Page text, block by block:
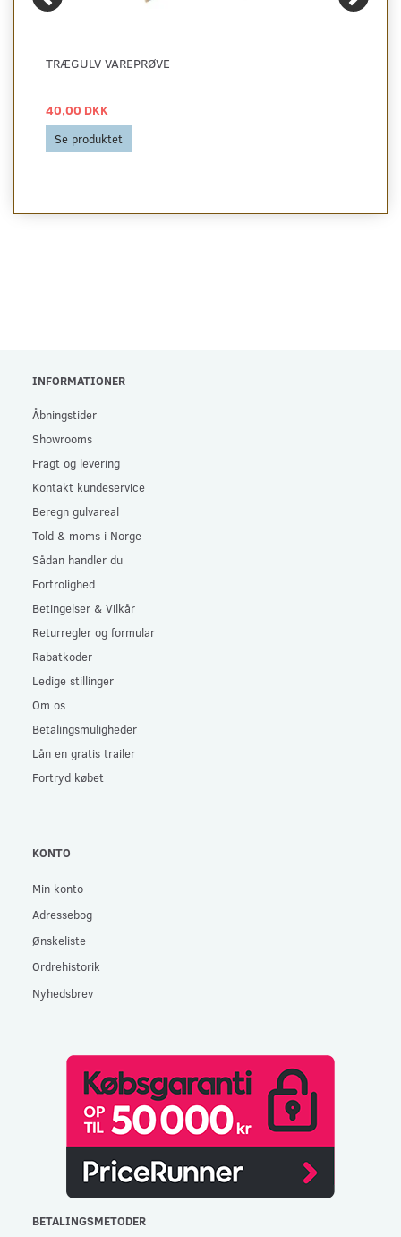
TRÆGULV VAREPRØVE
40,00 DKK
Se produktet
INFORMATIONER
Åbningstider
Showrooms
Fragt og levering
Kontakt kundeservice
Beregn gulvareal
Told & moms i Norge
Sådan handler du
Fortrolighed
Betingelser & Vilkår
Returregler og formular
Rabatkoder
Ledige stillinger
Om os
Betalingsmuligheder
Lån en gratis trailer
Fortryd købet
KONTO
Min konto
Adressebog
Ønskeliste
Ordrehistorik
Nyhedsbrev
BETALINGSMETODER